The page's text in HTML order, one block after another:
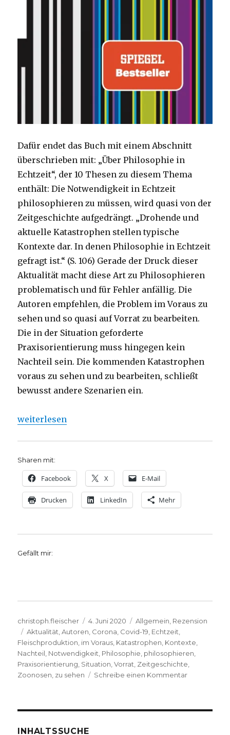
Dafür endet das Buch mit einem Abschnitt
überschrieben mit: „Über Philosophie in
Echtzeit“, der 10 Thesen zu diesem Thema
enthält: Die Notwendigkeit in Echtzeit
philosophieren zu müssen, wird quasi von der
Zeitgeschichte aufgedrängt. „Drohende und
aktuelle Katastrophen stellen typische
Kontexte dar. In denen Philosophie in Echtzeit
gefragt ist.“ (S. 106) Gerade der Druck dieser
Aktualität macht diese Art zu Philosophieren
problematisch und für Fehler anfällig. Die
Autoren empfehlen, die Problem im Voraus zu
sehen und so quasi auf Vorrat zu bearbeiten.
Die in der Situation geforderte
Praxisorientierung muss hingegen kein
Nachteil sein. Die kommenden Katastrophen
voraus zu sehen und zu bearbeiten, schließt
bewusst andere Szenarien ein.
„Corona – Philosophie, Teil 2, Rezension von
weiterlesen
Sharen mit:
Facebook X E-Mail
Drucken LinkedIn Mehr
Gefällt mir:
Autor
christoph.fleischer
Veröffentlicht
am
4. Juni 2020 Kategorien
Allgemein Rezension
Schlagwörter
Aktualität ,Autoren Corona Covid-19 Echtzeit
Fleischproduktion im Voraus Katastrophen Kontexte
Nachteil Notwendigkeit Philosophie philosophieren
Praxisorientierung Situation ,Vorrat Zeitgeschichte
Zoonosen zu sehen Schreibe einen Kommentarzu
INHALTSSUCHE